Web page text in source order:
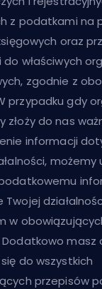
z podatkami na
oraz
do właściwych
zgodnie z
przypadku gdy
złoży do nas
informacji
w
Dodatkowo masz
do wszystkich
przepisów